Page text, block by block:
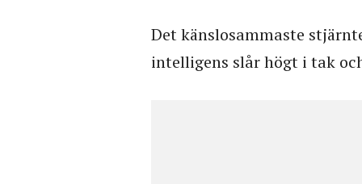
Det känslosammaste
intelligens slår högt i tak